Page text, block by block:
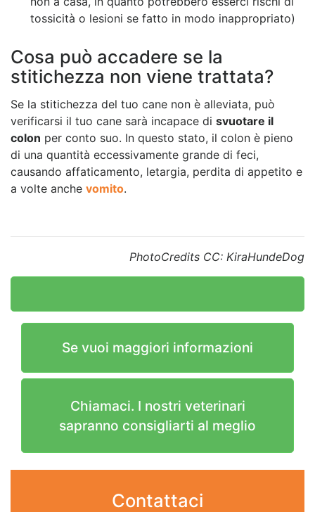
tossicità o lesioni se fatto in modo inappropriato)
Cosa può accadere se la
stitichezza non viene trattata?
Se la stitichezza del tuo cane non è alleviata, può
verificarsi il tuo cane sarà incapace di svuotare il
colon per conto suo. In questo stato, il colon è pieno
di una quantità eccessivamente grande di feci,
causando affaticamento, letargia, perdita di appetito e
a volte anche vomito.
PhotoCredits CC: KiraHundeDog
Se vuoi maggiori informazioni
Chiamaci. I nostri veterinari
sapranno consigliarti al meglio
Contattaci